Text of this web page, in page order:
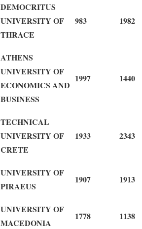
DEMOCRITUS
UNIVERSITY OF
THRACE
983 1982
ATHENS
UNIVERSITY OF
ECONOMICS AND
BUSINESS
1997 1440
TECHNICAL
UNIVERSITY OF
CRETE
1933 2343
UNIVERSITY OF
PIRAEUS
1907 1913
UNIVERSITY OF
MACEDONIA
1778 1138